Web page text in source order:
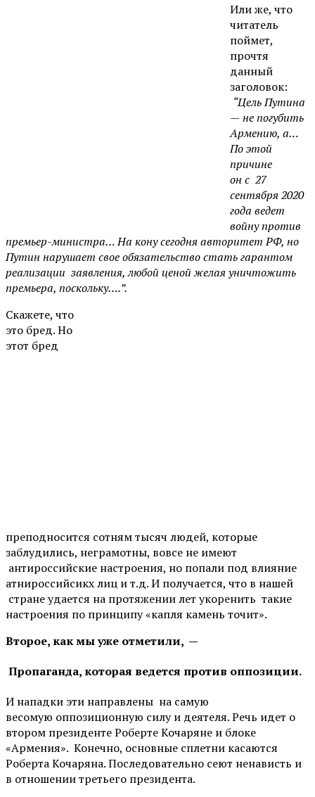
Или же, что
читатель
поймет,
прочтя
данный
заголовок:
“Цель Путина
— не погубить
Армению, а…
По этой
причине
он с 27
сентября2020
года ведет
войну против
премьер-министра… На кону сегодня авторитет РФ, но
Путин нарушает свое обязательство стать гарантом
реализации заявления, любой ценой желая уничтожить
премьера, поскольку….”.
Скажете, что
это бред. Но
этот бред
преподносится сотням тысяч людей, которые
заблудились, неграмотны, вовсе не имеют
антироссийские настроения, но попали под влияние
атнироссийсикх лиц и т.д. И получается, что в нашей
стране удается на протяжении лет укоренить такие
настроения по принципу «капля камень точит».
Второе, как мы уже отметили, —
Пропаганда, которая ведется против оппозиции.
И нападки эти направлены на самую
весомую оппозиционную силу и деятеля. Речь идет о
втором президенте Роберте Кочаряне и блоке
«Армения». Конечно, основные сплетни касаются
Роберта Кочаряна. Последовательно сеют ненависть и
в отношении третьего президента.